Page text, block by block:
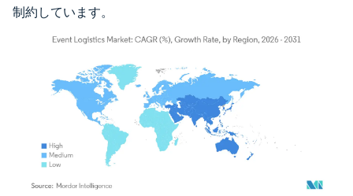
制約しています。